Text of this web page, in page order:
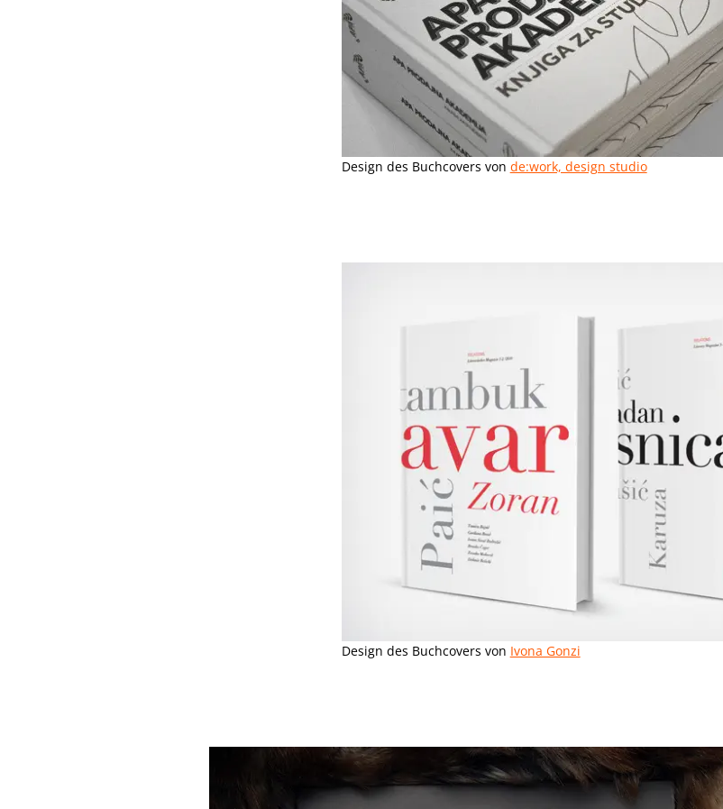
Design des Buchcovers von de:work, design studio
Design des Buchcovers von Ivona Gonzi